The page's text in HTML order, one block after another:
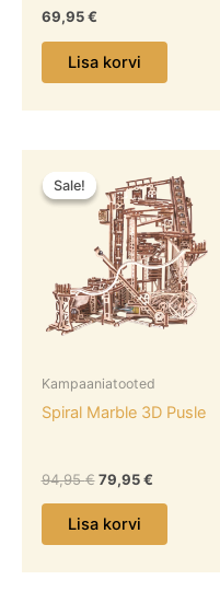
69,95€
Lisa korvi
Sale!
Sale!
Kampaaniatooted
Spiral Marble 3D Pusle
94,95€
oli:
94,95 €.
79,95€
hind
on:
79,95 €.
Lisa korvi